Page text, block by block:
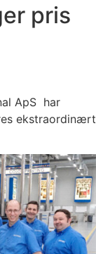
pris
ApS har
ekstraordinært